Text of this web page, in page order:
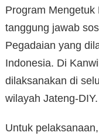
Program
tanggung jawab
Pegadaian yang
Indonesia. Di
dilaksanakan di
wilayah Jateng-DIY.
Untuk